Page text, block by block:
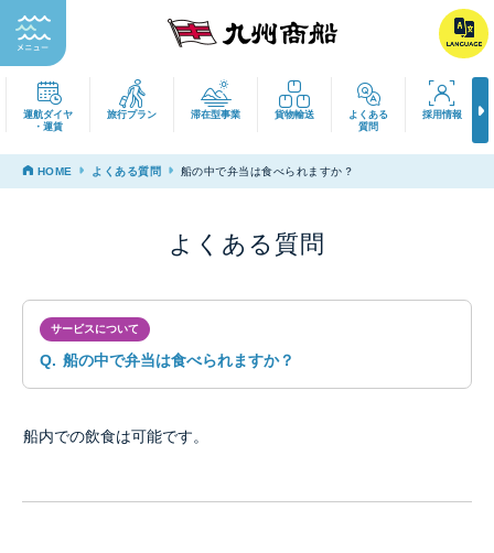
運航ダイヤ
HOME よくある質問 船の中で弁当は食べられますか？
よくある質問
サービスについて
Q. 船の中で弁当は食べられますか？
船内での飲食は可能です。